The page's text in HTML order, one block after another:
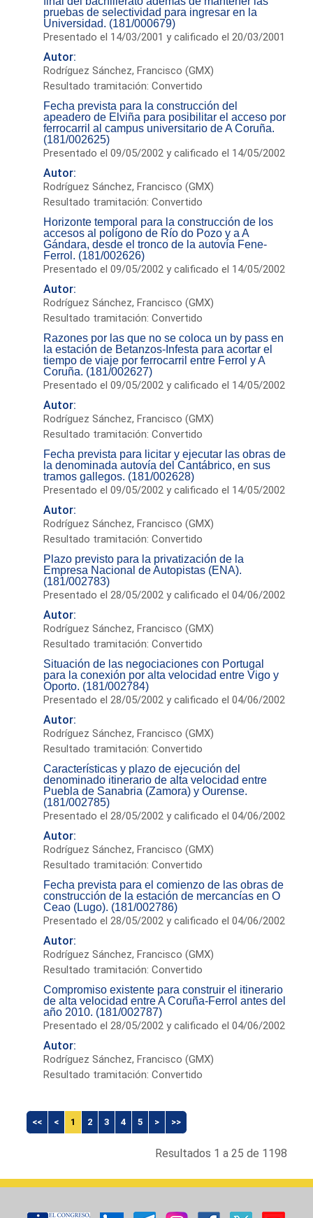
pruebas de selectividad para ingresar en la
Universidad. (181/000679)
Presentado el 14/03/2001 y calificado el 20/03/2001
Autor:
Rodríguez Sánchez, Francisco (GMX)
Resultado tramitación: Convertido
Fecha prevista para la construcción del
apeadero de Elviña para posibilitar el acceso por
ferrocarril al campus universitario de A Coruña.
(181/002625)
Presentado el 09/05/2002 y calificado el 14/05/2002
Autor:
Rodríguez Sánchez, Francisco (GMX)
Resultado tramitación: Convertido
Horizonte temporal para la construcción de los
accesos al polígono de Río do Pozo y a A
Gándara, desde el tronco de la autovía Fene-
Ferrol. (181/002626)
Presentado el 09/05/2002 y calificado el 14/05/2002
Autor:
Rodríguez Sánchez, Francisco (GMX)
Resultado tramitación: Convertido
Razones por las que no se coloca un by pass en
la estación de Betanzos-Infesta para acortar el
tiempo de viaje por ferrocarril entre Ferrol y A
Coruña. (181/002627)
Presentado el 09/05/2002 y calificado el 14/05/2002
Autor:
Rodríguez Sánchez, Francisco (GMX)
Resultado tramitación: Convertido
Fecha prevista para licitar y ejecutar las obras de
la denominada autovía del Cantábrico, en sus
tramos gallegos. (181/002628)
Presentado el 09/05/2002 y calificado el 14/05/2002
Autor:
Rodríguez Sánchez, Francisco (GMX)
Resultado tramitación: Convertido
Plazo previsto para la privatización de la
Empresa Nacional de Autopistas (ENA).
(181/002783)
Presentado el 28/05/2002 y calificado el 04/06/2002
Autor:
Rodríguez Sánchez, Francisco (GMX)
Resultado tramitación: Convertido
Situación de las negociaciones con Portugal
para la conexión por alta velocidad entre Vigo y
Oporto. (181/002784)
Presentado el 28/05/2002 y calificado el 04/06/2002
Autor:
Rodríguez Sánchez, Francisco (GMX)
Resultado tramitación: Convertido
Características y plazo de ejecución del
denominado itinerario de alta velocidad entre
Puebla de Sanabria (Zamora) y Ourense.
(181/002785)
Presentado el 28/05/2002 y calificado el 04/06/2002
Autor:
Rodríguez Sánchez, Francisco (GMX)
Resultado tramitación: Convertido
Fecha prevista para el comienzo de las obras de
construcción de la estación de mercancías en O
Ceao (Lugo). (181/002786)
Presentado el 28/05/2002 y calificado el 04/06/2002
Autor:
Rodríguez Sánchez, Francisco (GMX)
Resultado tramitación: Convertido
Compromiso existente para construir el itinerario
de alta velocidad entre A Coruña-Ferrol antes del
año 2010. (181/002787)
Presentado el 28/05/2002 y calificado el 04/06/2002
Autor:
Rodríguez Sánchez, Francisco (GMX)
Resultado tramitación: Convertido
<< < 1 2 3 4 5 > >>
Resultados 1 a 25 de 1198